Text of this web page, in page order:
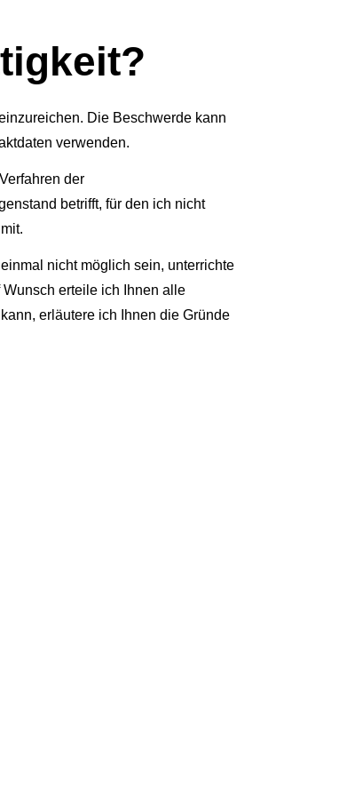
Die Beschwerde kann
verwenden.
der
betrifft, für den ich nicht
nicht möglich sein, unterrichte
erteile ich Ihnen alle
erläutere ich Ihnen die Gründe